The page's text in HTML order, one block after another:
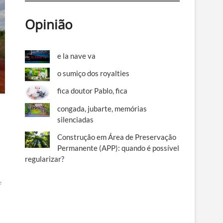
Opinião
e la nave va
o sumiço dos royalties
fica doutor Pablo, fica
congada, jubarte, memórias
silenciadas
Construção em Área de Preservação
Permanente (APP): quando é possível
regularizar?